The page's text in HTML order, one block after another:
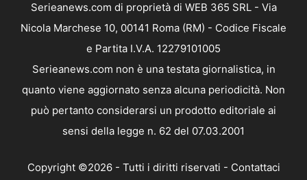
Serieanews.com di proprietà di WEB 365 SRL - Via
Nicola Marchese 10, 00141 Roma (RM) - Codice Fiscale
e Partita I.V.A. 12279101005
Serieanews.com non è una testata giornalistica, in
quanto viene aggiornato senza alcuna periodicità. Non
può pertanto considerarsi un prodotto editoriale ai
sensi della legge n. 62 del 07.03.2001
Copyright ©2026 - Tutti i diritti riservati - Contattaci